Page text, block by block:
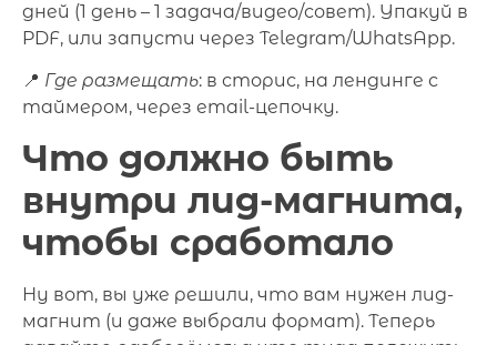
дней (1 день – 1 задача/видео/совет). Упакуй в
PDF, или запусти через Telegram/WhatsApp.
📍 Где размещать: в сторис, на лендинге с
таймером, через email-цепочку.
Что должно быть
внутри лид-магнита,
чтобы сработало
Ну вот, вы уже решили, что вам нужен лид-
магнит (и даже выбрали формат). Теперь